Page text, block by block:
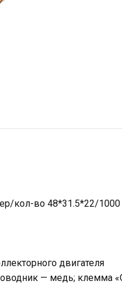
кол-во 48*31.5*22/1000
двигателя
— медь; клемма